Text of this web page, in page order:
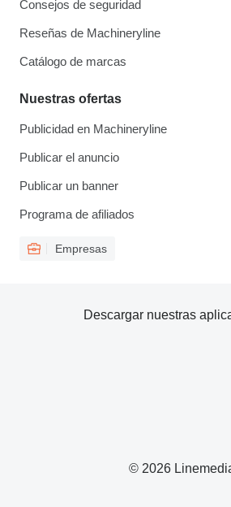
Consejos de seguridad
Reseñas de Machineryline
Catálogo de marcas
Nuestras ofertas
Publicidad en Machineryline
Publicar el anuncio
Publicar un banner
Programa de afiliados
Empresas
© 2026
Descargar nuestras